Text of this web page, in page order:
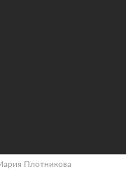
Плотникова